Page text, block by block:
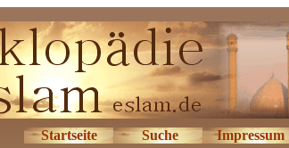
Startseite Suche Impressum